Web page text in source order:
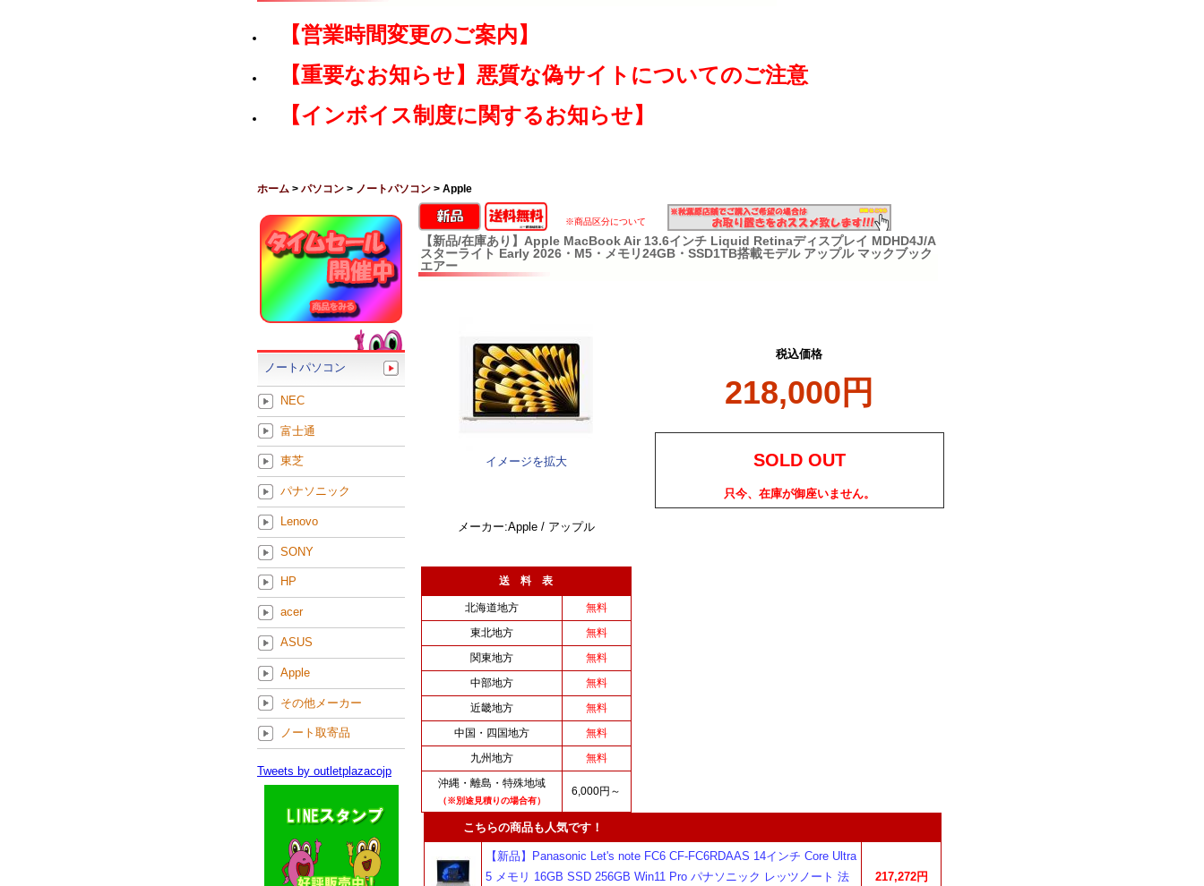
【営業時間変更のご案内】
【重要なお知らせ】悪質な偽サイトについてのご注意
【インボイス制度に関するお知らせ】
ホーム > パソコン > ノートパソコン > Apple
※商品区分について
【新品/在庫あり】Apple MacBook Air 13.6インチ Liquid Retinaディスプレイ MDHD4J/A
スターライト Early 2026・M5・メモリ24GB・SSD1TB搭載モデル アップル マックブック
エアー
イメージを拡大
メーカー:Apple / アップル
送 料 表
北海道地方
無料
東北地方
無料
関東地方
無料
中部地方
無料
近畿地方
無料
中国・四国地方
無料
九州地方
無料
沖縄・離島・特殊地域
（※別途見積りの場合有）
6,000円～
税込価格
218,000円
SOLD OUT
只今、在庫が御座いません。
こちらの商品も人気です！
【新品】Panasonic Let's note FC6 CF-FC6RDAAS 14インチ Core Ultra
5 メモリ 16GB SSD 256GB Win11 Pro パナソニック レッツノート 法
217,272円
ノートパソコン
NEC
富士通
東芝
パナソニック
Lenovo
SONY
HP
acer
ASUS
Apple
その他メーカー
ノート取寄品
Tweets by outletplazacojp